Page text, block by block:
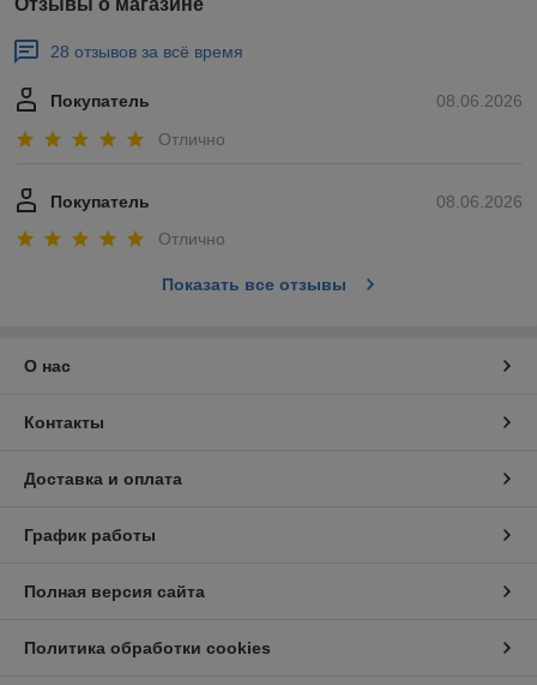
Отзывы о магазине
28 отзывов за всё время
08.06.2026
Покупатель
Отлично
08.06.2026
Покупатель
Отлично
Показать все отзывы
О нас
Контакты
Доставка и оплата
График работы
Полная версия сайта
Политика обработки cookies